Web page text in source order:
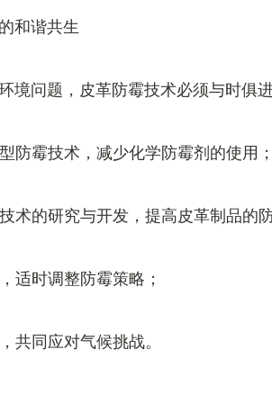
和谐共生
境问题，皮革防霉技术必须与时俱
防霉技术，减少化学防霉剂的使用；
术的研究与开发，提高皮革制品的
适时调整防霉策略；
共同应对气候挑战。